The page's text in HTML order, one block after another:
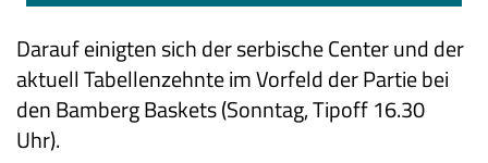
Darauf einigten sich der serbische Center und der
aktuell Tabellenzehnte im Vorfeld der Partie bei
den Bamberg Baskets (Sonntag, Tipoff 16.30
Uhr).